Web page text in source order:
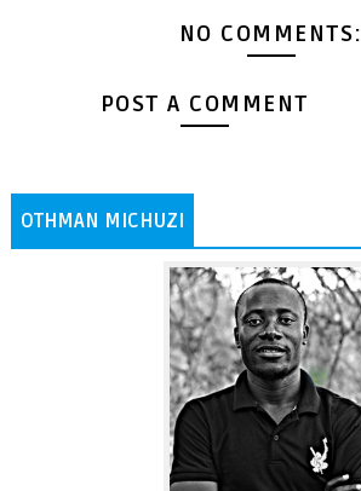
NO COMMENTS:
POST A COMMENT
OTHMAN MICHUZI